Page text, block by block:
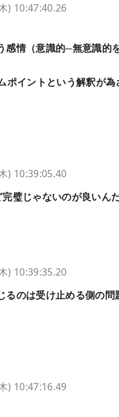
) 10:47:40.26
感情（意識的─無意識的
ポイントという解釈が為
) 10:39:05.40
璧じゃないのが良いん
) 10:39:35.20
るのは受け止める側の問
) 10:47:16.49